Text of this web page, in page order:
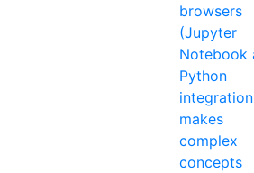
browsers
(Jupyter
Notebook
Python
makes
complex
concepts